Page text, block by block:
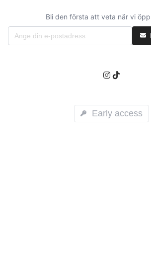
Bli den första att veta när vi
Early access